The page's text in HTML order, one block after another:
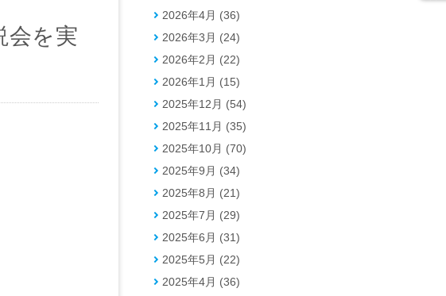
会を実
2026年4月 (36)
2026年3月 (24)
2026年2月 (22)
2026年1月 (15)
2025年12月 (54)
2025年11月 (35)
2025年10月 (70)
2025年9月 (34)
2025年8月 (21)
2025年7月 (29)
2025年6月 (31)
2025年5月 (22)
2025年4月 (36)